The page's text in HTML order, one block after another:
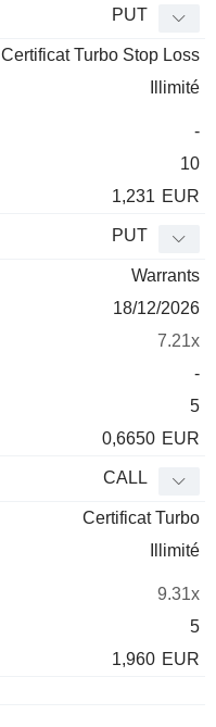
PUT
Certificat Turbo Stop Loss
Illimité
-
10
1,231 EUR
PUT
Warrants
18/12/2026
7.21x
-
5
0,6650 EUR
CALL
Certificat Turbo
Illimité
9.31x
5
1,960 EUR